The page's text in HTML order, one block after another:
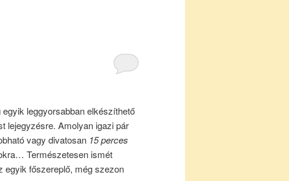
leggyorsabban elkészíthető
lejegyzésre. Amolyan igazi pár
vagy divatosan 15 perces
Természetesen ismét
egyik főszereplő, még szezon